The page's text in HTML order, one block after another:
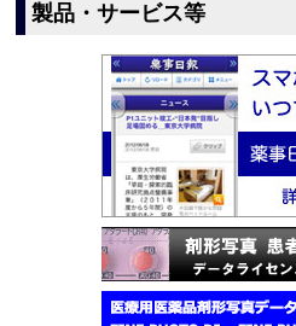
製品・サービス等